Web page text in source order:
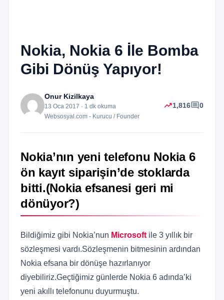
Nokia, Nokia 6 İle Bomba
Gibi Dönüş Yapıyor!
Onur Kizilkaya
13 Oca 2017 · 1 dk okuma
Websosyal.com - Kurucu / Founder
trending_up1,816comment0
Nokia’nın yeni telefonu Nokia 6
ön kayıt siparişin’de stoklarda
bitti.(Nokia efsanesi geri mi
dönüyor?)
Bildiğimiz gibi Nokia’nun Microsoft ile 3 yıllık bir
sözleşmesi vardı.Sözleşmenin bitmesinin ardından
Nokia efsana bir dönüşe hazırlanıyor
diyebiliriz.Geçtiğimiz günlerde Nokia 6 adında’ki
yeni akıllı telefonunu duyurmuştu.